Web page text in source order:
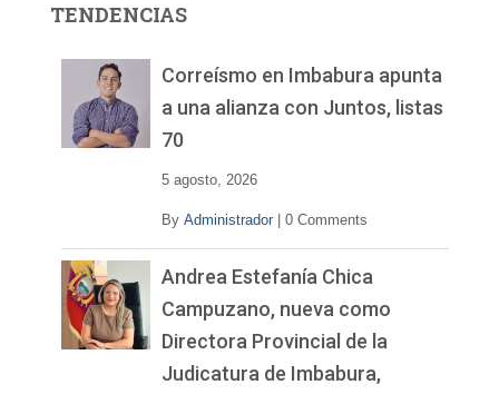
d
TENDENCIAS
Correísmo en Imbabura apunta
a una alianza con Juntos, listas
70
5 agosto, 2026
By Administrador 0 Comments
Andrea Estefanía Chica
Campuzano, nueva como
Directora Provincial de la
Judicatura de Imbabura,